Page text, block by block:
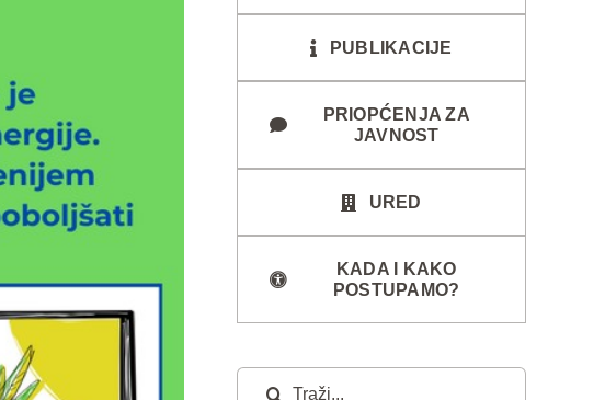
PUBLIKACIJE
PRIOPĆENJA ZA
JAVNOST
URED
KADA I KAKO
POSTUPAMO?
Traži...